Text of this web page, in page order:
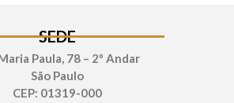
SEDE
Paula, 78 – 2º Andar
São Paulo
CEP: 01319-000